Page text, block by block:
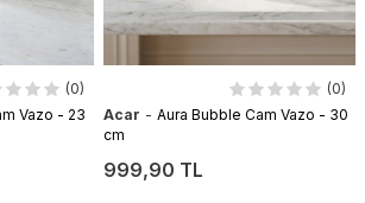
(0)
Vazo - 23
(0)
Acar - Aura Bubble Cam Vazo - 30
cm
999,90 TL